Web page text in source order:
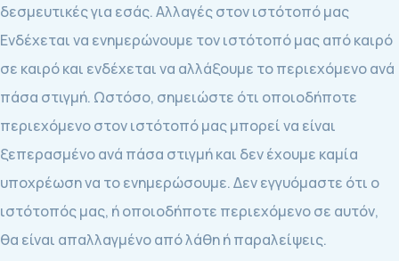
δεσμευτικές για εσάς. Αλλαγές στον ιστότοπό μας
Ενδέχεται να ενημερώνουμε τον ιστότοπό μας από καιρό
σε καιρό και ενδέχεται να αλλάξουμε το περιεχόμενο ανά
πάσα στιγμή. Ωστόσο, σημειώστε ότι οποιοδήποτε
περιεχόμενο στον ιστότοπό μας μπορεί να είναι
ξεπερασμένο ανά πάσα στιγμή και δεν έχουμε καμία
υποχρέωση να το ενημερώσουμε. Δεν εγγυόμαστε ότι ο
ιστότοπός μας, ή οποιοδήποτε περιεχόμενο σε αυτόν,
θα είναι απαλλαγμένο από λάθη ή παραλείψεις.